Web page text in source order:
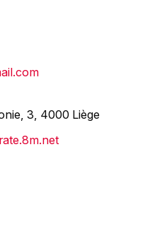
3, 4000 Liège